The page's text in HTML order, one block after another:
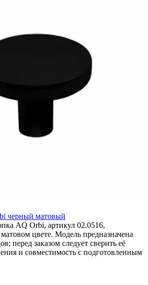
черный матовый
AQ Orbi, артикул 02.0516,
цвете. Модель предназначена
перед заказом следует сверить её
и совместимость с подготовленным